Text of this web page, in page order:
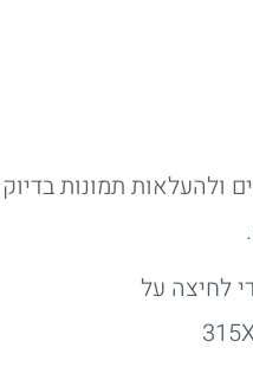
ולהעלאות תמונות בדיוק
לחיצה על